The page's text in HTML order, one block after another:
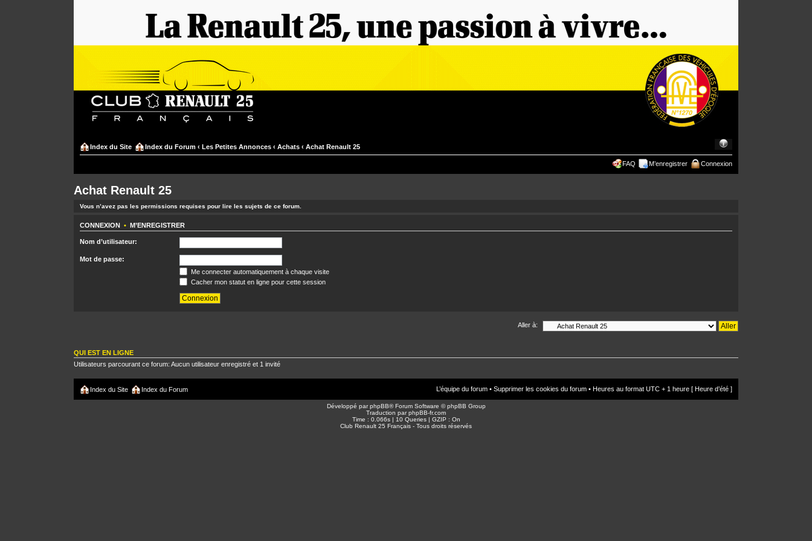
Index du Site Index du Forum ‹ Les Petites Annonces ‹ Achats ‹ Achat Renault 25
FAQ M’enregistrer Connexion
Achat Renault 25
Vous n’avez pas les permissions requises pour lire les sujets de ce forum.
CONNEXION • M’ENREGISTRER
Nom d’utilisateur:
Mot de passe:
Me connecter automatiquement à chaque visite
Cacher mon statut en ligne pour cette session
Aller à:
QUI EST EN LIGNE
Utilisateurs parcourant ce forum: Aucun utilisateur enregistré et 1 invité
Index du Site Index du Forum L’équipe du forum • Supprimer les cookies du forum • Heures au format UTC + 1 heure [ Heure d’été ]
Développé parphpBB® Forum Software © phpBB Group
Traduction parphpBB-fr.com
Time : 0.066s | 10 Queries | GZIP : On
Club Renault 25 Français - Tous droits réservés